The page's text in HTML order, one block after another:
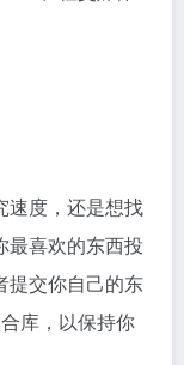
速度，还是想找
最喜欢的东西投
提交你自己的东
库，以保持你